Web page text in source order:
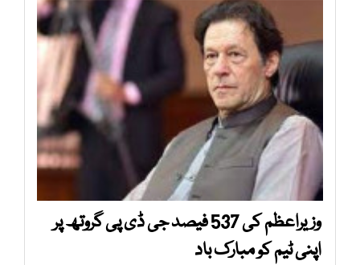
وزیراعظم کی 537 فیصد جی ڈی پی گروتھ پر
اپنی ٹیم کو مبارک باد